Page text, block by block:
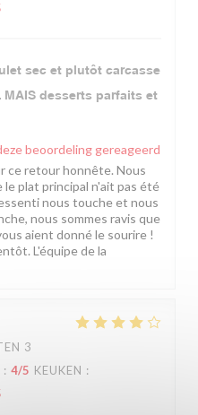
sec et plutôt carcasse
MAIS desserts parfaits et
beoordeling gereageerd
ce retour honnête. Nous
plat principal n'ait pas été
nous touche et nous
nous sommes ravis que
aient donné le sourire !
L'équipe de la
3
: 4/5 KEUKEN :